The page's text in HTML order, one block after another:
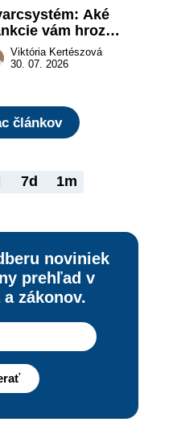
Aké
vám hrozia
nestačí
pokutu?
Viktória Kertészová
30. 07. 2026
článkov
7d 1m
noviniek
prehľad v
zákonov.